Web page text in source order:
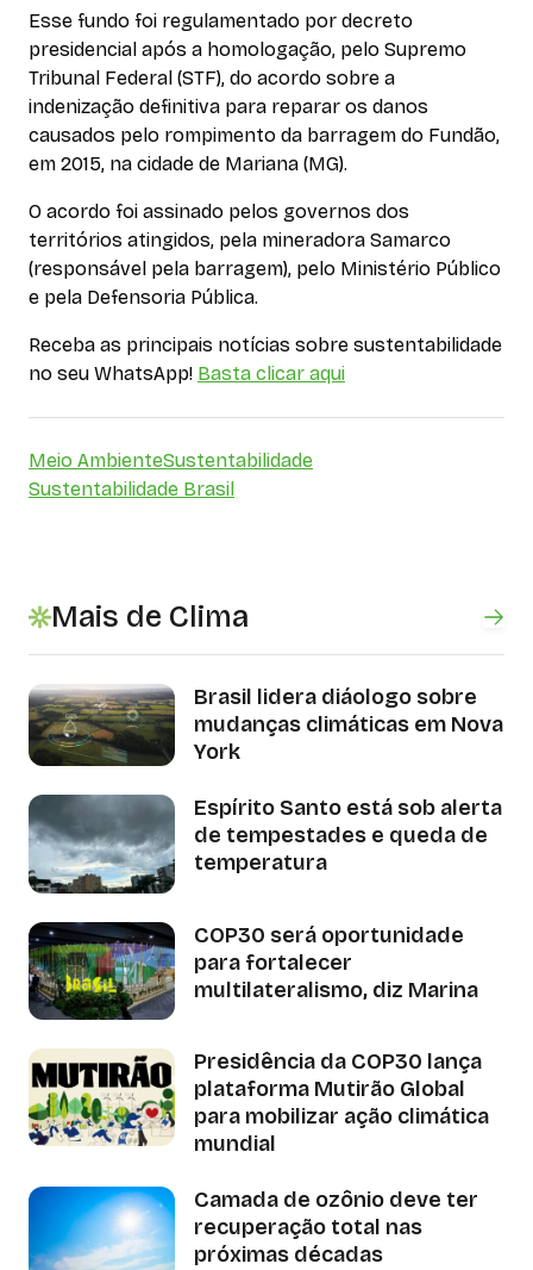
Esse fundo foi regulamentado por decreto
presidencial após a homologação, pelo Supremo
Tribunal Federal (STF), do acordo sobre a
indenização definitiva para reparar os danos
causados pelo rompimento da barragem do Fundão,
em 2015, na cidade de Mariana (MG).
O acordo foi assinado pelos governos dos
territórios atingidos, pela mineradora Samarco
(responsável pela barragem), pelo Ministério Público
e pela Defensoria Pública.
Receba as principais notícias sobre sustentabilidade
no seu WhatsApp! Basta clicar aqui
Meio AmbienteSustentabilidade
Sustentabilidade Brasil
Mais de Clima
Brasil lidera diáologo sobre
mudanças climáticas em Nova
York
Espírito Santo está sob alerta
de tempestades e queda de
temperatura
COP30 será oportunidade
para fortalecer
multilateralismo, diz Marina
Presidência da COP30 lança
plataforma Mutirão Global
para mobilizar ação climática
mundial
Camada de ozônio deve ter
recuperação total nas
próximas décadas